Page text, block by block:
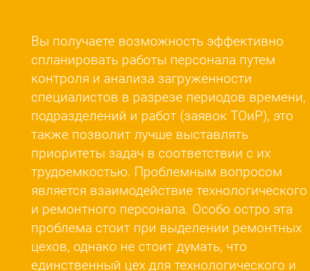
Вы получаете возможность эффективно
спланировать работы персонала путем
контроля и анализа загруженности
специалистов в разрезе периодов времени,
подразделений и работ (заявок ТОиР), это
также позволит лучше выставлять
приоритеты задач в соответствии с их
трудоемкостью. Проблемным вопросом
является взаимодействие технологического
и ремонтного персонала. Особо остро эта
проблема стоит при выделении ремонтных
цехов, однако не стоит думать, что
единственный цех для технологического и